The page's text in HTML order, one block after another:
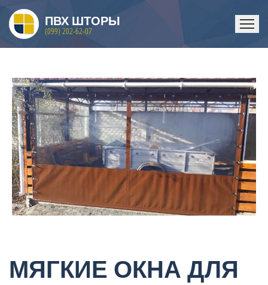
ПВХ ШТОРЫ
(099) 202-62-07
МЯГКИЕ ОКНА ДЛЯ